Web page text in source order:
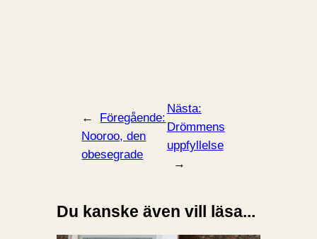
←
Föregående:
Nooroo, den
obesegrade
Nästa:
Drömmens
uppfyllelse
→
Du kanske även vill läsa...